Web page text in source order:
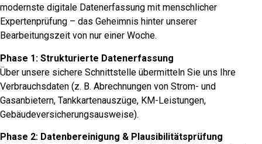
modernste digitale Datenerfassung mit menschlicher
Expertenprüfung – das Geheimnis hinter unserer
Bearbeitungszeit von nur einer Woche.
Phase 1: Strukturierte Datenerfassung
Über unsere sichere Schnittstelle übermitteln Sie uns Ihre
Verbrauchsdaten (z. B. Abrechnungen von Strom- und
Gasanbietern, Tankkartenauszüge, KM-Leistungen,
Gebäudeversicherungsausweise).
Phase 2: Datenbereinigung & Plausibilitätsprüfung